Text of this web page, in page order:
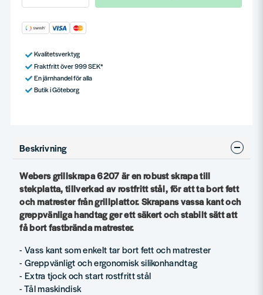
Kvalitetsverktyg
Fraktfritt över 999 SEK*
En järnhandel för alla
Butik i Göteborg
Beskrivning
Webers grillskrapa 6207 är en robust skrapa till
stekplatta, tillverkad av rostfritt stål, för att ta bort fett
och matrester från grillplattor. Skrapans vassa kant och
greppvänliga handtag ger ett säkert och stabilt sätt att
få bort fastbrända matrester.
- Vass kant som enkelt tar bort fett och matrester
- Greppvänligt och ergonomisk silikonhandtag
- Extra tjock och start rostfritt stål
- Tål maskindisk